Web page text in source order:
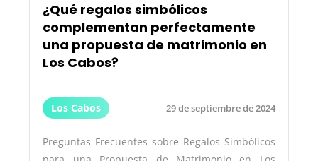
¿Qué regalos simbólicos
complementan perfectamente
una propuesta de matrimonio en
Los Cabos?
Los Cabos 29 de septiembre de 2024
Preguntas Frecuentes sobre Regalos Simbólicos